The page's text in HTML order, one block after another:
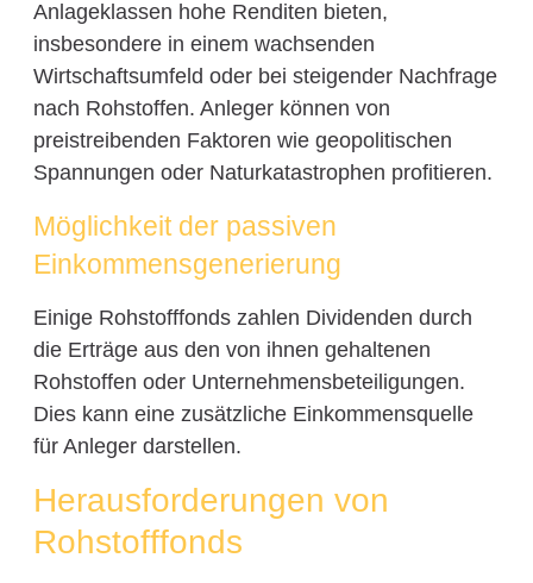
Anlageklassen hohe Renditen bieten,
insbesondere in einem wachsenden
Wirtschaftsumfeld oder bei steigender Nachfrage
nach Rohstoffen. Anleger können von
preistreibenden Faktoren wie geopolitischen
Spannungen oder Naturkatastrophen profitieren.
Möglichkeit der passiven
Einkommensgenerierung
Einige Rohstofffonds zahlen Dividenden durch
die Erträge aus den von ihnen gehaltenen
Rohstoffen oder Unternehmensbeteiligungen.
Dies kann eine zusätzliche Einkommensquelle
für Anleger darstellen.
Herausforderungen von
Rohstofffonds